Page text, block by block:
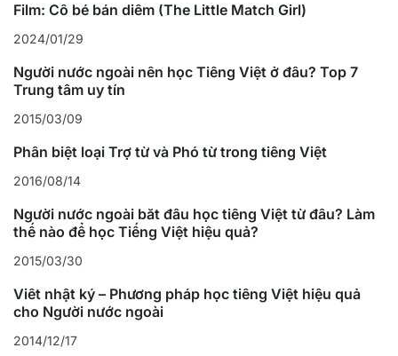
Film: Cô bé bán diêm (The Little Match Girl)
2024/01/29
Người nước ngoài nên học Tiếng Việt ở đâu? Top 7
Trung tâm uy tín
2015/03/09
Phân biệt loại Trợ từ và Phó từ trong tiếng Việt
2016/08/14
Người nước ngoài bắt đầu học tiếng Việt từ đâu? Làm
thế nào để học Tiếng Việt hiệu quả?
2015/03/30
Viết nhật ký – Phương pháp học tiếng Việt hiệu quả
cho Người nước ngoài
2014/12/17